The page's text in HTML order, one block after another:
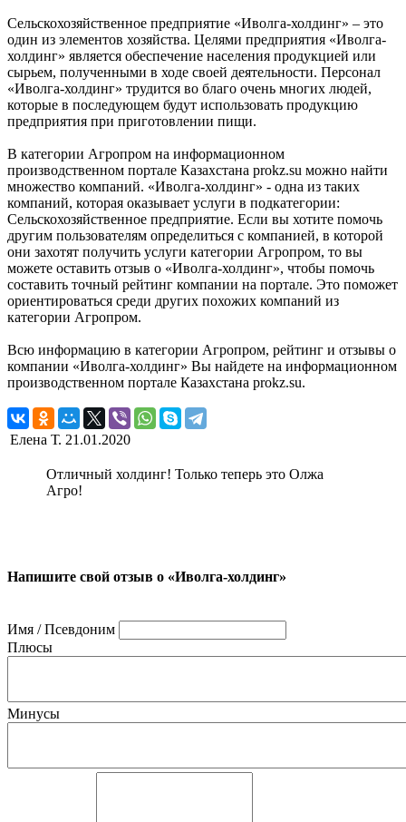
Сельскохозяйственное предприятие «Иволга-холдинг» – это
один из элементов хозяйства. Целями предприятия «Иволга-
холдинг» является обеспечение населения продукцией или
сырьем, полученными в ходе своей деятельности. Персонал
«Иволга-холдинг» трудится во благо очень многих людей,
которые в последующем будут использовать продукцию
предприятия при приготовлении пищи.
В категории Агропром на информационном
производственном портале Казахстана prokz.su можно найти
множество компаний. «Иволга-холдинг» - одна из таких
компаний, которая оказывает услуги в подкатегории:
Сельскохозяйственное предприятие. Если вы хотите помочь
другим пользователям определиться с компанией, в которой
они захотят получить услуги категории Агропром, то вы
можете оставить отзыв о «Иволга-холдинг», чтобы помочь
составить точный рейтинг компании на портале. Это поможет
ориентироваться среди других похожих компаний из
категории Агропром.
Всю информацию в категории Агропром, рейтинг и отзывы о
компании «Иволга-холдинг» Вы найдете на информационном
производственном портале Казахстана prokz.su.
Елена Т. 21.01.2020
Отличный холдинг! Только теперь это Олжа
Агро!
Напишите свой отзыв о «Иволга-холдинг»
Имя / Псевдоним
Плюсы
Минусы